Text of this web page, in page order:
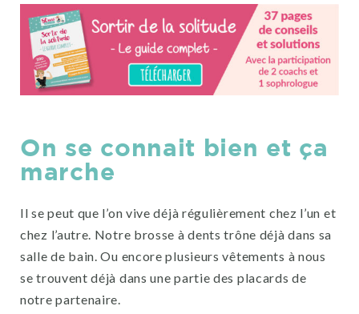
On se connait bien et ça
marche
Il se peut que l’on vive déjà régulièrement chez l’un et
chez l’autre. Notre brosse à dents trône déjà dans sa
salle de bain. Ou encore plusieurs vêtements à nous
se trouvent déjà dans une partie des placards de
notre partenaire.